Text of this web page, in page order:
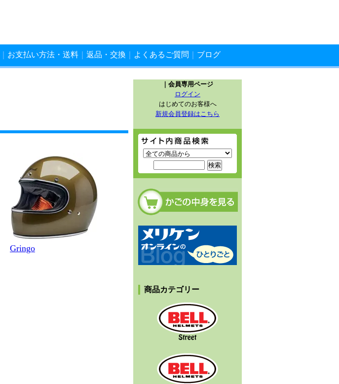
お支払い方法・送料 返品・交換 よくあるご質問 ブログ
Gringo
｜会員専用ページ
ログイン
はじめてのお客様へ
新規会員登録はこちら
サイト内商品検索
カートの中を見る
メリケンオンラインのひとりごと
商品カテゴリー